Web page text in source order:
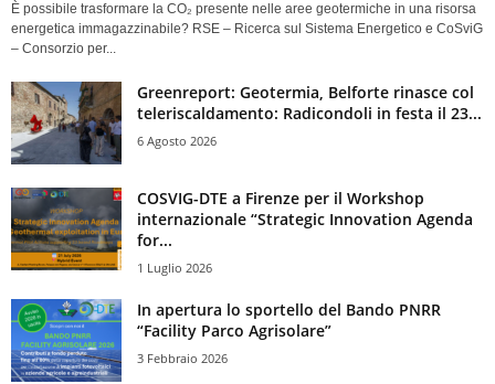
È possibile trasformare la CO₂ presente nelle aree geotermiche in una risorsa
energetica immagazzinabile? RSE – Ricerca sul Sistema Energetico e CoSviG
– Consorzio per...
Greenreport: Geotermia, Belforte rinasce col
teleriscaldamento: Radicondoli in festa il 23...
6 Agosto 2026
COSVIG-DTE a Firenze per il Workshop
internazionale “Strategic Innovation Agenda
for...
1 Luglio 2026
In apertura lo sportello del Bando PNRR
“Facility Parco Agrisolare”
3 Febbraio 2026